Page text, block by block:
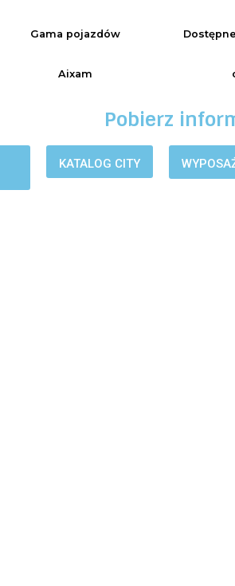
Gama pojazdów
Aixam
Pobierz
KATALOG CITY